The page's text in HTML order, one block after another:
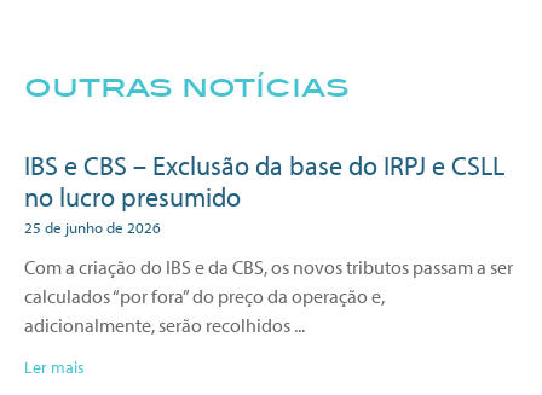
outras notícias
IBS e CBS – Exclusão da base do IRPJ e CSLL
no lucro presumido
25 de junho de 2026
Com a criação do IBS e da CBS, os novos tributos passam a ser
calculados “por fora” do preço da operação e,
adicionalmente, serão recolhidos
Ler mais